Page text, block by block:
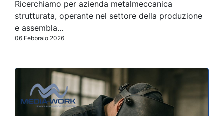
Ricerchiamo per azienda metalmeccanica
strutturata, operante nel settore della produzione
e assembla...
06 Febbraio 2026